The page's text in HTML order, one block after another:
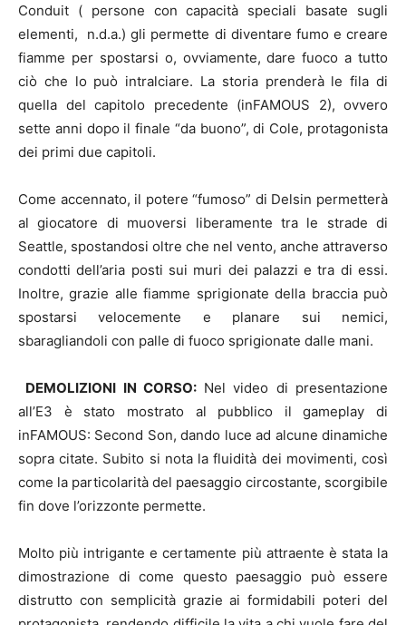
Conduit ( persone con capacità speciali basate sugli
elementi, n.d.a.) gli permette di diventare fumo e creare
fiamme per spostarsi o, ovviamente, dare fuoco a tutto
ciò che lo può intralciare. La storia prenderà le fila di
quella del capitolo precedente (inFAMOUS 2), ovvero
sette anni dopo il finale “da buono”, di Cole, protagonista
dei primi due capitoli.
Come accennato, il potere “fumoso” di Delsin permetterà
al giocatore di muoversi liberamente tra le strade di
Seattle, spostandosi oltre che nel vento, anche attraverso
condotti dell’aria posti sui muri dei palazzi e tra di essi.
Inoltre, grazie alle fiamme sprigionate della braccia può
spostarsi velocemente e planare sui nemici,
sbaragliandoli con palle di fuoco sprigionate dalle mani.
DEMOLIZIONI IN CORSO: Nel video di presentazione
all’E3 è stato mostrato al pubblico il gameplay di
inFAMOUS: Second Son, dando luce ad alcune dinamiche
sopra citate. Subito si nota la fluidità dei movimenti, così
come la particolarità del paesaggio circostante, scorgibile
fin dove l’orizzonte permette.
Molto più intrigante e certamente più attraente è stata la
dimostrazione di come questo paesaggio può essere
distrutto con semplicità grazie ai formidabili poteri del